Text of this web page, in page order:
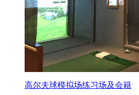
高尔夫球模拟场练习场及会籍